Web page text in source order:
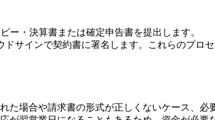
ー・決算書または確定申告書を提出します。
サインで契約書に署名します。これらのプロ
場合や請求書の形式が正しくないケース、必